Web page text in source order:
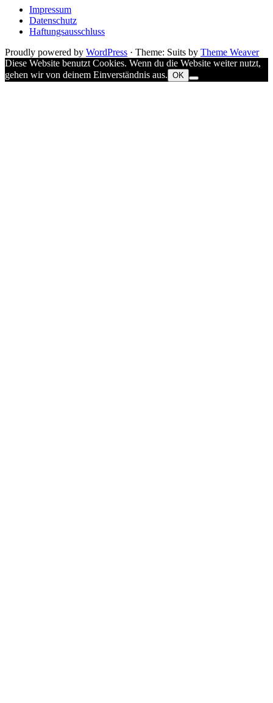
Impressum
Datenschutz
Haftungsausschluss
Proudly powered by WordPress · Theme: Suits by Theme Weaver
Diese Website benutzt Cookies. Wenn du die Website weiter nutzt,
gehen wir von deinem Einverständnis aus. OK